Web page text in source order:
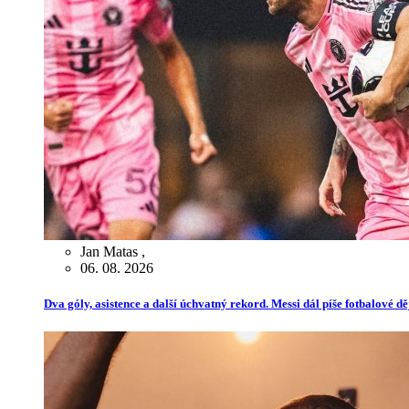
Jan Matas ,
06. 08. 2026
Dva góly, asistence a další úchvatný rekord. Messi dál píše fotbalové